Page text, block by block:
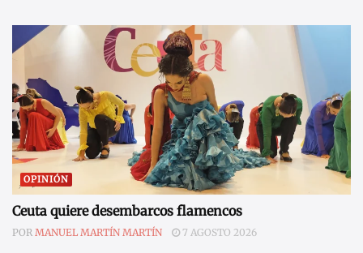
OPINIÓN
Ceuta quiere desembarcos flamencos
POR MANUEL MARTÍN MARTÍN 7 AGOSTO 2026